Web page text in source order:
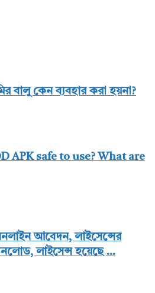
বালু কেন ব্যবহার করা হয়না?
APK safe to use? What are
আবেদন, লাইসেন্সের
লাইসেন্স হয়েছে ...